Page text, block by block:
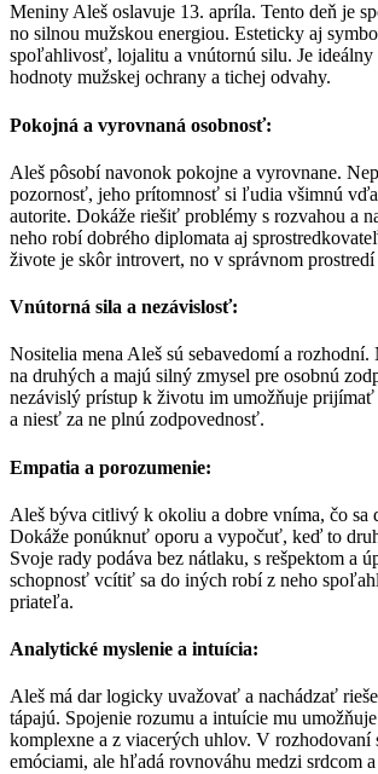
Meniny Aleš oslavuje 13. apríla. Tento deň je
no silnou mužskou energiou. Esteticky aj
spoľahlivosť, lojalitu a vnútornú silu. Je ideálny
hodnoty mužskej ochrany a tichej odvahy.
Pokojná a vyrovnaná osobnosť:
Aleš pôsobí navonok pokojne a vyrovnane.
pozornosť, jeho prítomnosť si ľudia všimnú
autorite. Dokáže riešiť problémy s rozvahou a
neho robí dobrého diplomata aj
živote je skôr introvert, no v správnom
Vnútorná sila a nezávislosť:
Nositelia mena Aleš sú sebavedomí a rozhodní.
na druhých a majú silný zmysel pre osobnú
nezávislý prístup k životu im umožňuje prijímať
a niesť za ne plnú zodpovednosť.
Empatia a porozumenie:
Aleš býva citlivý k okoliu a dobre vníma, čo sa
Dokáže ponúknuť oporu a vypočuť, keď to
Svoje rady podáva bez nátlaku, s rešpektom a
schopnosť vcítiť sa do iných robí z neho
priateľa.
Analytické myslenie a intuícia:
Aleš má dar logicky uvažovať a nachádzať
tápajú. Spojenie rozumu a intuície mu
komplexne a z viacerých uhlov. V rozhodovaní
emóciami, ale hľadá rovnováhu medzi srdcom